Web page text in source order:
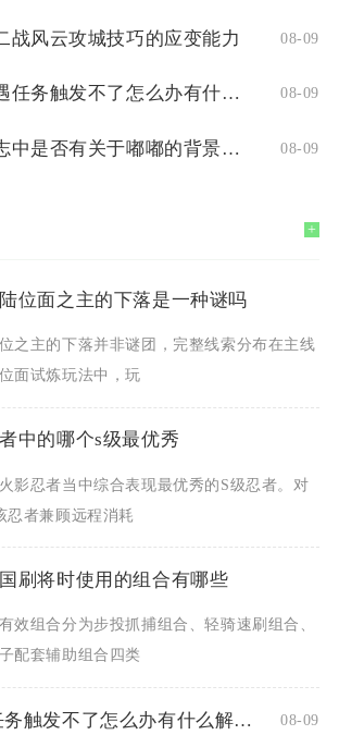
战风云攻城技巧的应变能力 08-09
楚留香奇遇任务触发不了怎么办有什么解决方法 08-09
少年三国志中是否有关于嘟嘟的背景故事 08-09
+
位面之主的下落是一种谜吗
之主的下落并非谜团，完整线索分布在主线
面试炼玩法中，玩
中的哪个s级最优秀
影忍者当中综合表现最优秀的S级忍者。对
忍者兼顾远程消耗
刷将时使用的组合有哪些
效组合分为步投抓捕组合、轻骑速刷组合、
配套辅助组合四类
楚留香奇遇任务触发不了怎么办有什么解决方法 08-09